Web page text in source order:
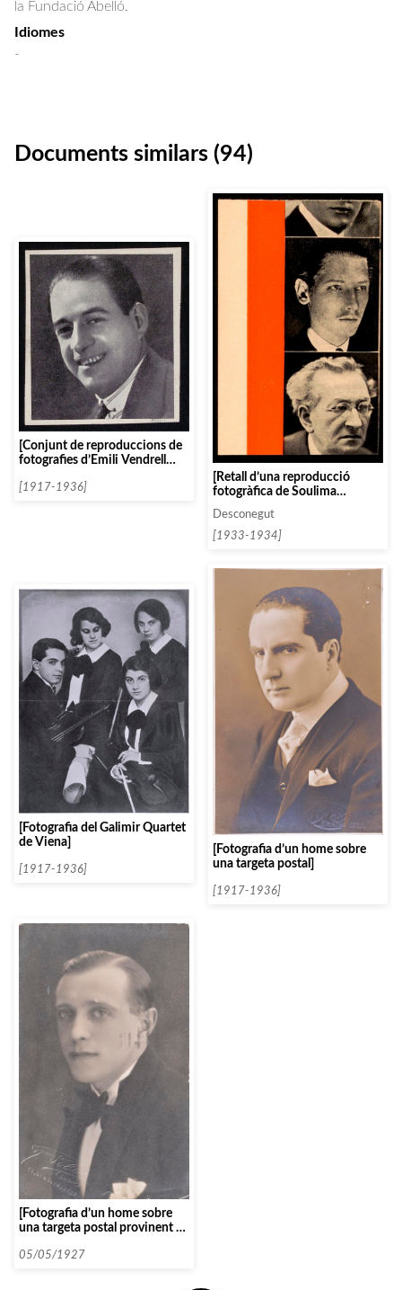
la Fundació Abelló.
Idiomes
-
Documents similars (94)
[Conjunt de reproduccions de
fotografies d’Emili Vendrell
programa de concert]
[1917-1936]
[Retall d’una reproducció
fotogràfica de Soulima
Desconegut
[1933-1934]
[Fotografia del Galimir Quartet
de Viena]
[1917-1936]
[Fotografia d’un home sobre
una targeta postal]
[1917-1936]
[Fotografia d’un home sobre
una targeta postal provinent de
05/05/1927